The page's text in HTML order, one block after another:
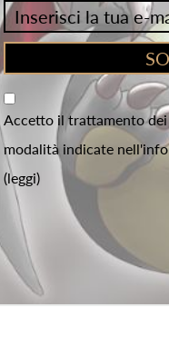
Accetto il trattamento
modalità indicate
(leggi)